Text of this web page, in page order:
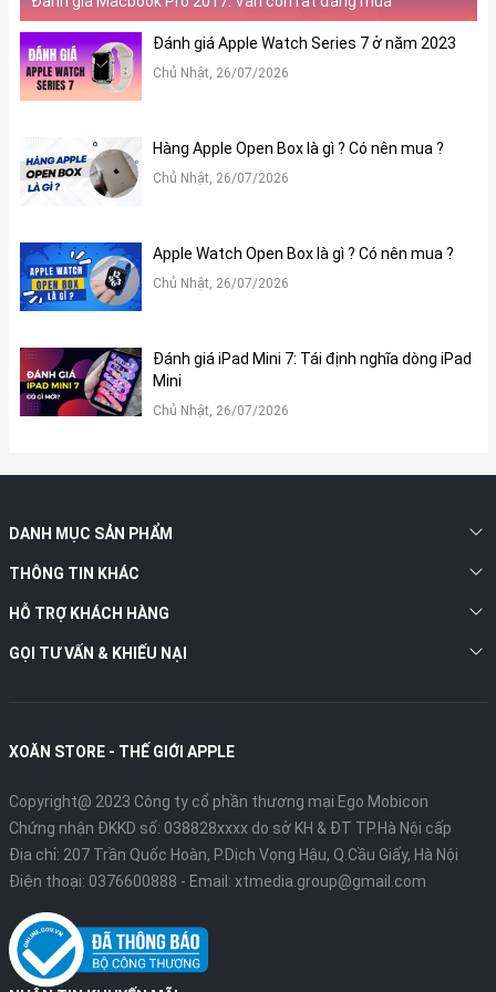
Bảng giá Macbook Max 14 inch M2 Max 2022 tại Xoăn Store –
cập nhật mới nhất:
Phiên Bản Giá bán
Lưu ý: Giá có thể thay đổi tùy theo màu sắc và chương trình
khuyến mãi tại thời điểm mua.>
Mua Macbook Max 14 Inch M2 Max 2022 Ở Đâu Giá Tốt,
Bảo Hành Dài? Ưu Đãi Đặc Biệt Tại Xoăn Store
Để sở hữu chiếc Macbook Max 14 inch M2 Max 2022 với mức giá
Đánh giá Apple Watch Series 7 ở năm 2023
Chủ Nhật, 26/07/2026
Hàng Apple Open Box là gì ? Có nên mua ?
Chủ Nhật, 26/07/2026
Apple Watch Open Box là gì ? Có nên mua ?
Chủ Nhật, 26/07/2026
Đánh giá iPad Mini 7: Tái định nghĩa dòng iPad
Mini
Chủ Nhật, 26/07/2026
DANH MỤC SẢN PHẨM
THÔNG TIN KHÁC
HỖ TRỢ KHÁCH HÀNG
GỌI TƯ VẤN & KHIẾU NẠI
XOĂN STORE - THẾ GIỚI APPLE
Copyright@ 2023 Công ty cổ phần thương mại Ego Mobicon
Chứng nhận ĐKKD số: 038828xxxx do sở KH & ĐT TP.Hà Nội cấp
Địa chỉ: 207 Trần Quốc Hoàn, P.Dịch Vọng Hậu, Q.Cầu Giấy, Hà Nội
Điện thoại: 0376600888 - Email: xtmedia.group@gmail.com